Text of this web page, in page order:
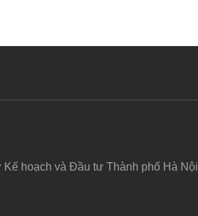
hoạch và Đầu tư Thành phố Hà Nội